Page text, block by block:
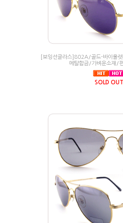
[보잉선글라스]802A/골드-바이올
메탈합금/가벼운소재/
SOLD OUT